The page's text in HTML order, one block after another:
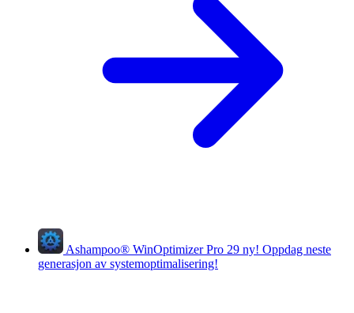
Ashampoo® WinOptimizer Pro 29 ny! Oppdag neste
generasjon av systemoptimalisering!